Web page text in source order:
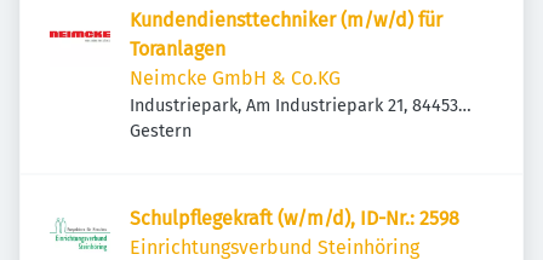
Kundendiensttechniker (m/w/d) für
Toranlagen
Neimcke GmbH & Co.KG
Industriepark, Am Industriepark 21, 84453
Mühldorf am Inn, Deutschland
Veröffentlicht
Gestern
Schulpflegekraft (w/m/d), ID-Nr.: 2598
Einrichtungsverbund Steinhöring